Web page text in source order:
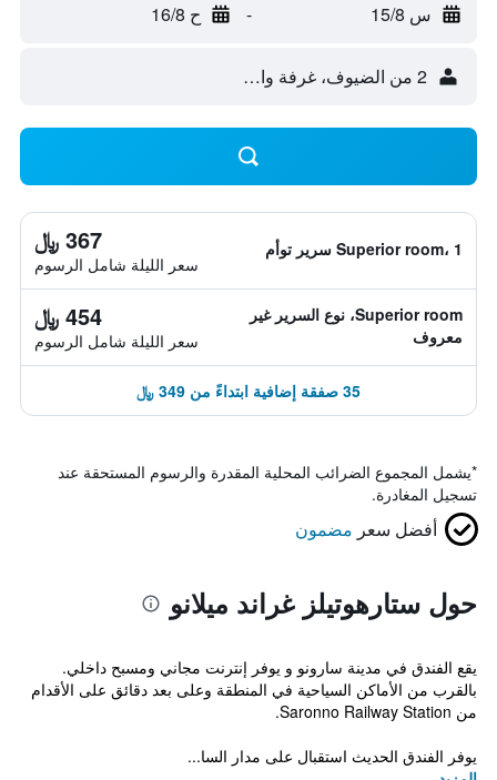
س 15/8 - ح 16/8
2 من الضيوف، غرفة واحدة
Superior room، 1 سرير توأم 367 ﷼
سعر الليلة شامل الرسوم
Superior room، نوع السرير غير
معروف
454 ﷼
سعر الليلة شامل الرسوم
35 صفقة إضافية ابتداءً من 349 ﷼
*يشمل المجموع الضرائب المحلية المقدرة والرسوم المستحقة عند
تسجيل المغادرة.
أفضل سعر مضمون
حول ستارهوتيلز غراند ميلانو
يقع الفندق في مدينة سارونو و يوفر إنترنت مجاني ومسبح داخلي.
بالقرب من الأماكن السياحية في المنطقة وعلى بعد دقائق على الأقدام
من Saronno Railway Station.
يوفر الفندق الحديث استقبال على مدار السا...